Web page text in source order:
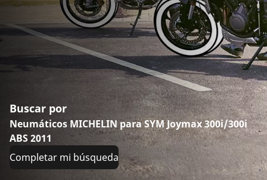
Buscar por
Neumáticos MICHELIN para SYM Joymax 300i/300i
ABS 2011
Completar mi búsqueda